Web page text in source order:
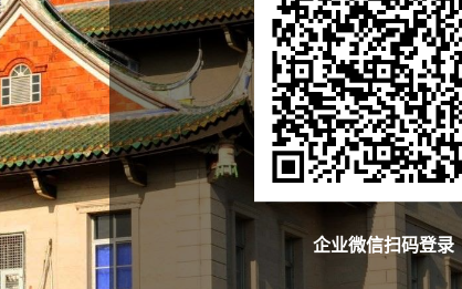
企业微信扫码登录